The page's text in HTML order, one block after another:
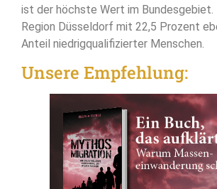
ist der höchste Wert im
Region Düsseldorf mit 22,5 Prozent
Anteil niedrigqualifizierter Menschen.
Unsere Empfehlung: